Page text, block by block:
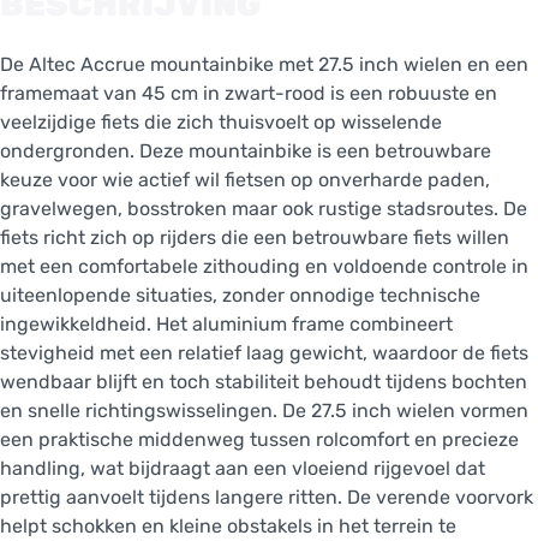
De Altec Accrue mountainbike met 27.5 inch wielen en een
framemaat van 45 cm in zwart-rood is een robuuste en
veelzijdige fiets die zich thuisvoelt op wisselende
ondergronden. Deze mountainbike is een betrouwbare
keuze voor wie actief wil fietsen op onverharde paden,
gravelwegen, bosstroken maar ook rustige stadsroutes. De
fiets richt zich op rijders die een betrouwbare fiets willen
met een comfortabele zithouding en voldoende controle in
uiteenlopende situaties, zonder onnodige technische
ingewikkeldheid. Het aluminium frame combineert
stevigheid met een relatief laag gewicht, waardoor de fiets
wendbaar blijft en toch stabiliteit behoudt tijdens bochten
en snelle richtingswisselingen. De 27.5 inch wielen vormen
een praktische middenweg tussen rolcomfort en precieze
handling, wat bijdraagt aan een vloeiend rijgevoel dat
prettig aanvoelt tijdens langere ritten. De verende voorvork
helpt schokken en kleine obstakels in het terrein te